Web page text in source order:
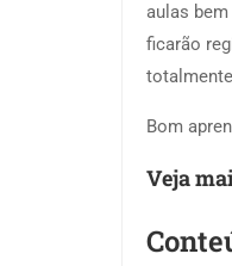
aulas
ficarão
Bom
Veja